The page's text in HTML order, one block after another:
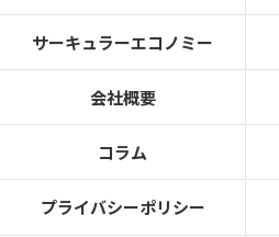
サーキュラーエコノミー
会社概要
コラム
プライバシーポリシー